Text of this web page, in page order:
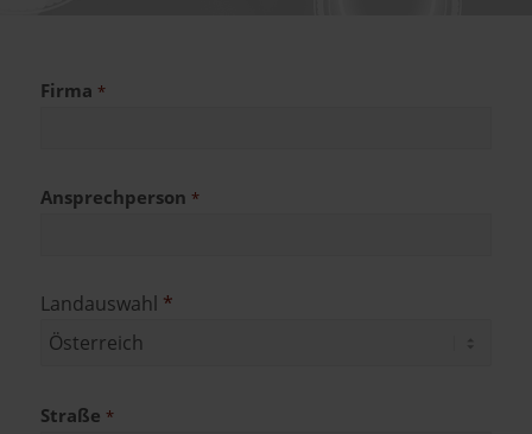
Firma *
Ansprechperson *
Landauswahl *
Straße *